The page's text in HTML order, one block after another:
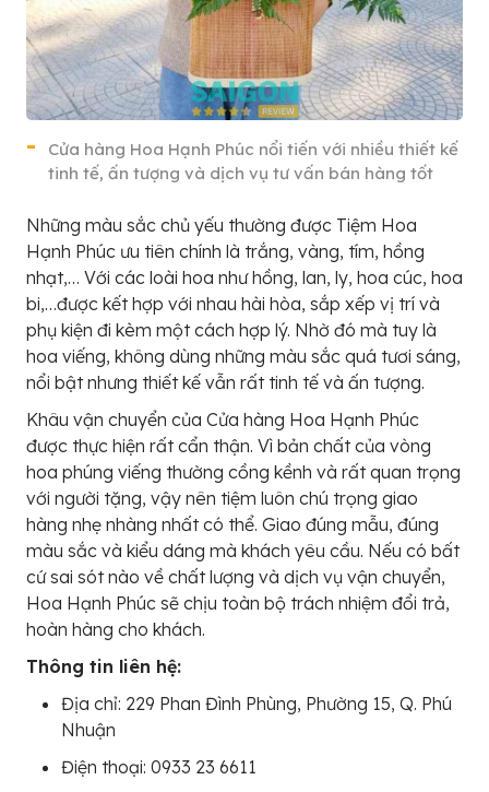
Cửa hàng Hoa Hạnh Phúc nổi tiến với nhiều thiết kế
tinh tế, ấn tượng và dịch vụ tư vấn bán hàng tốt
Những màu sắc chủ yếu thường được Tiệm Hoa
Hạnh Phúc ưu tiên chính là trắng, vàng, tím, hồng
nhạt,… Với các loài hoa như hồng, lan, ly, hoa cúc, hoa
bi,…được kết hợp với nhau hài hòa, sắp xếp vị trí và
phụ kiện đi kèm một cách hợp lý. Nhờ đó mà tuy là
hoa viếng, không dùng những màu sắc quá tươi sáng,
nổi bật nhưng thiết kế vẫn rất tinh tế và ấn tượng.
Khâu vận chuyển của Cửa hàng Hoa Hạnh Phúc
được thực hiện rất cẩn thận. Vì bản chất của vòng
hoa phúng viếng thường cồng kềnh và rất quan trọng
với người tặng, vậy nên tiệm luôn chú trọng giao
hàng nhẹ nhàng nhất có thể. Giao đúng mẫu, đúng
màu sắc và kiểu dáng mà khách yêu cầu. Nếu có bất
cứ sai sót nào về chất lượng và dịch vụ vận chuyển,
Hoa Hạnh Phúc sẽ chịu toàn bộ trách nhiệm đổi trả,
hoàn hàng cho khách.
Thông tin liên hệ:
Địa chỉ: 229 Phan Đình Phùng, Phường 15, Q. Phú
Nhuận
Điện thoại: 0933 23 6611